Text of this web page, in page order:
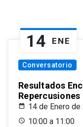
14 ENE
Conversatorio
Resultados
14 de Enero de
10:00 a 11:00